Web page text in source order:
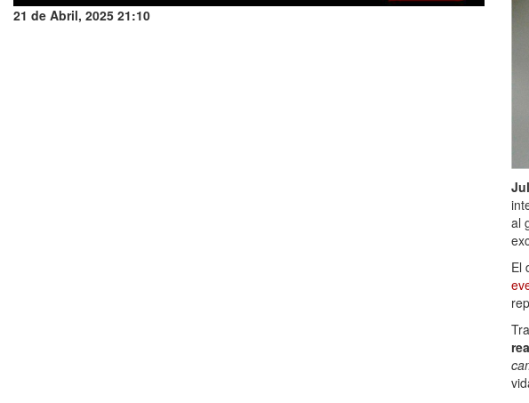
21 de Abril, 2025 21:10
al
El